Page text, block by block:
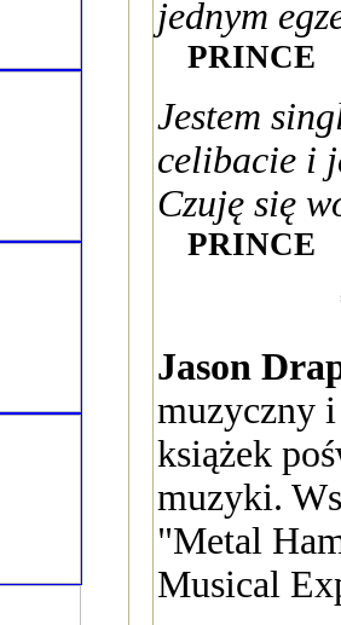
jednym
PRINCE
Jestem
celibacie i
Czuję się
PRINCE
Jason
muzyczny
książek
muzyki.
"Metal
Musical